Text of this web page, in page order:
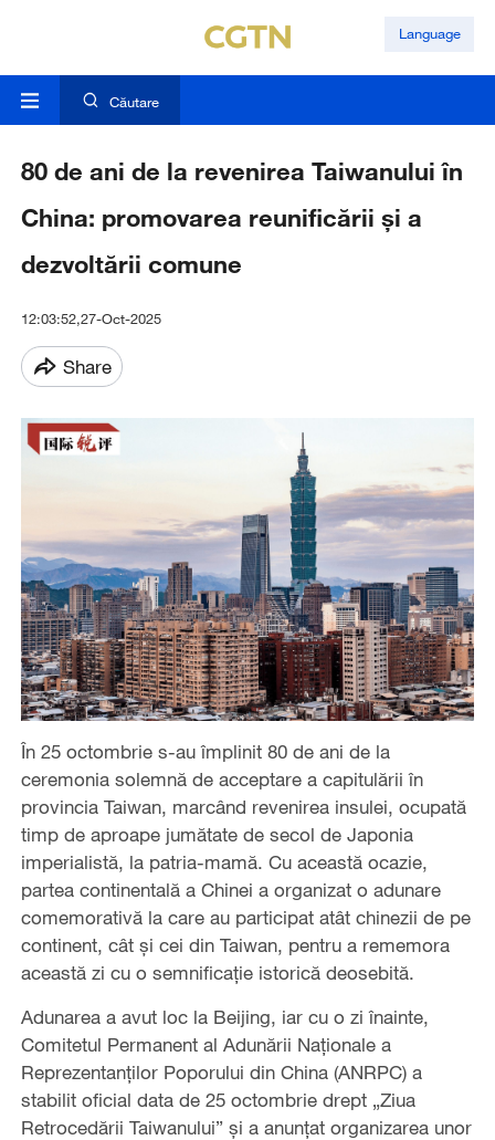
Language
Căutare
80 de ani de la revenirea Taiwanului în
China: promovarea reunificării și a
dezvoltării comune
12:03:52,27-Oct-2025
Share
În 25 octombrie s-au împlinit 80 de ani de la
ceremonia solemnă de acceptare a capitulării în
provincia Taiwan, marcând revenirea insulei, ocupată
timp de aproape jumătate de secol de Japonia
imperialistă, la patria-mamă. Cu această ocazie,
partea continentală a Chinei a organizat o adunare
comemorativă la care au participat atât chinezii de pe
continent, cât și cei din Taiwan, pentru a rememora
această zi cu o semnificație istorică deosebită.
Adunarea a avut loc la Beijing, iar cu o zi înainte,
Comitetul Permanent al Adunării Naționale a
Reprezentanților Poporului din China (ANRPC) a
stabilit oficial data de 25 octombrie drept „Ziua
Retrocedării Taiwanului” și a anunțat organizarea unor